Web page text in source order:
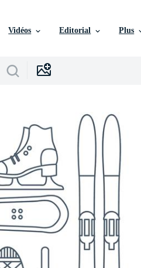
Vidéos Editorial Plus